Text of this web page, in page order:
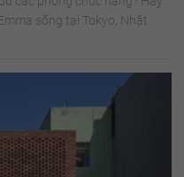
sống tại Tokyo, Nhật